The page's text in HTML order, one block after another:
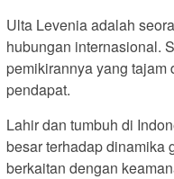
Ulta Levenia adalah
hubungan internasional.
pemikirannya yang tajam
pendapat.
Lahir dan tumbuh di
besar terhadap dinamika
berkaitan dengan